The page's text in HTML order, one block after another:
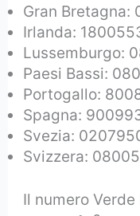
Gran Bretagna:
Irlanda:
Lussemburgo:
Paesi Bassi:
Portogallo:
Spagna:
Svezia:
Svizzera:
Il numero Verde